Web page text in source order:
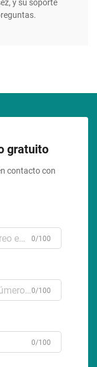
y su soporte
gratuito
contacto con
0/100
0/100
0/100